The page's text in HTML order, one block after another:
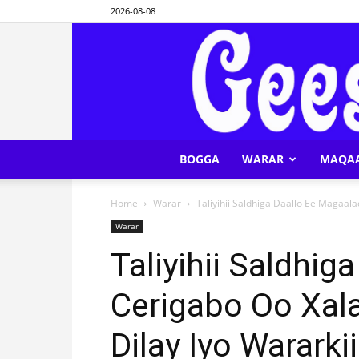
2026-08-08
BOGGA WARAR
Home Warar Taliyihii Saldhiga Daallo Ee
Warar
Taliyihii
Cerigabo Oo
Dilay Iyo